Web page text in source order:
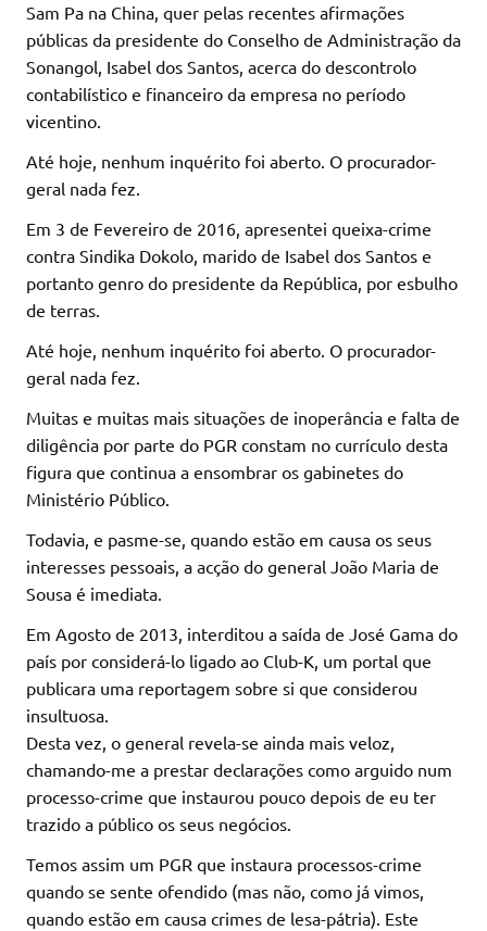
Sam Pa na China, quer pelas recentes afirmações
públicas da presidente do Conselho de Administração da
Sonangol, Isabel dos Santos, acerca do descontrolo
contabilístico e financeiro da empresa no período
vicentino.
Até hoje, nenhum inquérito foi aberto. O procurador-
geral nada fez.
Em 3 de Fevereiro de 2016, apresentei queixa-crime
contra Sindika Dokolo, marido de Isabel dos Santos e
portanto genro do presidente da República, por esbulho
de terras.
Até hoje, nenhum inquérito foi aberto. O procurador-
geral nada fez.
Muitas e muitas mais situações de inoperância e falta de
diligência por parte do PGR constam no currículo desta
figura que continua a ensombrar os gabinetes do
Ministério Público.
Todavia, e pasme-se, quando estão em causa os seus
interesses pessoais, a acção do general João Maria de
Sousa é imediata.
Em Agosto de 2013, interditou a saída de José Gama do
país por considerá-lo ligado ao Club-K, um portal que
publicara uma reportagem sobre si que considerou
insultuosa.
Desta vez, o general revela-se ainda mais veloz,
chamando-me a prestar declarações como arguido num
processo-crime que instaurou pouco depois de eu ter
trazido a público os seus negócios.
Temos assim um PGR que instaura processos-crime
quando se sente ofendido (mas não, como já vimos,
quando estão em causa crimes de lesa-pátria). Este